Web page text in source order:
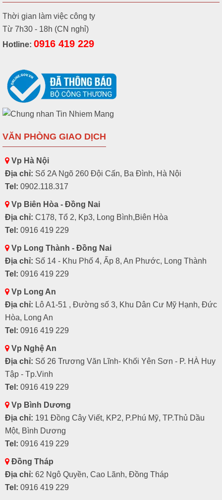
Thời gian làm việc công ty
Từ 7h30 - 18h (CN nghỉ)
Hotline: 0916 419 229
VĂN PHÒNG GIAO DỊCH
Vp Hà Nội
Địa chỉ: Số 2A Ngõ 260 Đội Cấn, Ba Đình, Hà Nội
Tel: 0902.118.317
Vp Biên Hòa - Đồng Nai
Địa chỉ: C178, Tổ 2, Kp3, Long Bình,Biên Hòa
Tel: 0916 419 229
Vp Long Thành - Đồng Nai
Địa chỉ: Số 14 - Khu Phố 4, Ấp 8, An Phước, Long Thành
Tel: 0916 419 229
Vp Long An
Địa chỉ: Lô A1-51 , Đường số 3, Khu Dân Cư Mỹ Hạnh, Đức
Hòa, Long An
Tel: 0916 419 229
Vp Nghệ An
Địa chỉ: Số 26 Trương Văn Lĩnh- Khối Yên Sơn - P. HÀ Huy
Tập - Tp.Vinh
Tel: 0916 419 229
Vp Bình Dương
Địa chỉ: 191 Đồng Cây Viết, KP2, P.Phú Mỹ, TP.Thủ Dầu
Một, Bình Dương
Tel: 0916 419 229
Đồng Tháp
Địa chỉ: 62 Ngô Quyền, Cao Lãnh, Đồng Tháp
Tel: 0916 419 229